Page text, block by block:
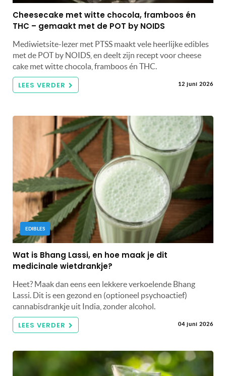
Cheesecake met witte chocola, framboos én
THC – gemaakt met de POT by NOIDS
Mediwietsite-lezer met PTSS maakt vele heerlijke edibles
met de POT by NOIDS, en deelt zijn recept voor cheese
cake met witte chocola, framboos én THC.
LEES VERDER 12 juni 2026
EDIBLES
Wat is Bhang Lassi, en hoe maak je dit
medicinale wietdrankje?
Heet? Maak dan eens een lekkere verkoelende Bhang
Lassi. Dit is een gezond en (optioneel psychoactief)
cannabisdrankje uit India, zonder alcohol.
LEES VERDER 04 juni 2026